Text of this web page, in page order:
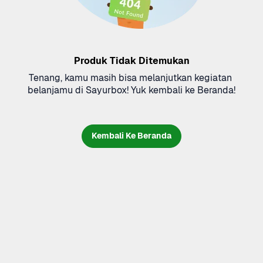
Produk Tidak Ditemukan
Tenang, kamu masih bisa melanjutkan kegiatan
belanjamu di Sayurbox! Yuk kembali ke Beranda!
Kembali Ke Beranda